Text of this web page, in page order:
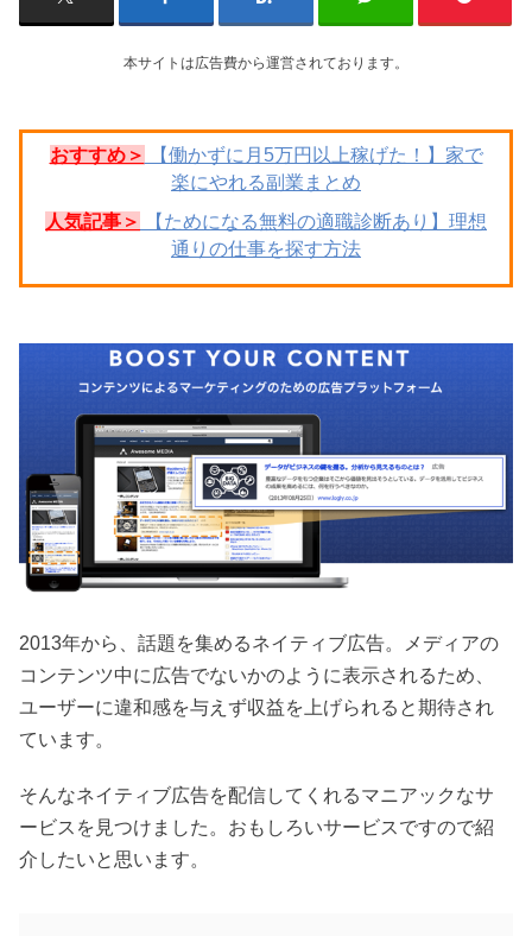
本サイトは広告費から運営されております。
おすすめ＞
【働かずに月5万円以上稼げた！】家で
楽にやれる副業まとめ
人気記事＞
【ためになる無料の適職診断あり】理想
通りの仕事を探す方法
2013年から、話題を集めるネイティブ広告。メディアの
コンテンツ中に広告でないかのように表示されるため、
ユーザーに違和感を与えず収益を上げられると期待され
ています。
そんなネイティブ広告を配信してくれるマニアックなサ
ービスを見つけました。おもしろいサービスですので紹
介したいと思います。